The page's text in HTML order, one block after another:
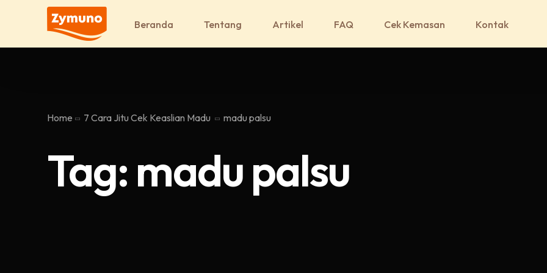
Beranda Tentang Artikel FAQ Cek Kemasan Kontak
Home 7 Cara Jitu Cek Keaslian Madu madu palsu
Tag:madu palsu